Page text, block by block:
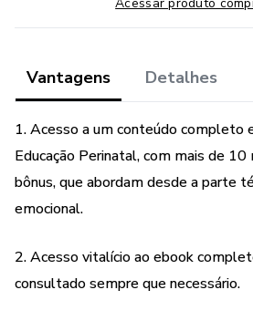
Além do preço surreal, você terá
faz com que as gestantes e
Aqui você vai aprender:
●O que é Educação Perinatal
●Qual a importância da Educação
●Temas que não podem faltar -
Vantagens Detalhes
1. Acesso a um conteúdo completo
Educação Perinatal, com mais de
bônus, que abordam desde a parte
emocional.
2. Acesso vitalício ao ebook
consultado sempre que necessário.